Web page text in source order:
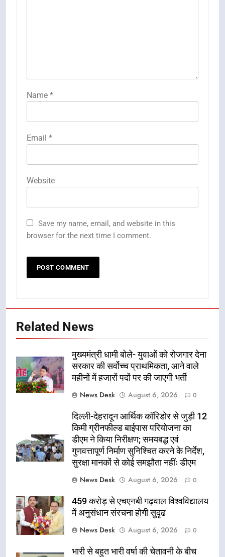
Name *
Email *
Website
Save my name, email, and website in this
browser for the next time I comment.
Related News
मुख्यमंत्री धामी बोले- युवाओं को रोजगार देना
सरकार की सर्वोच्च प्राथमिकता, आने वाले
महीनों में हजारों पदों पर की जाएगी भर्ती
News Desk
August 6, 2026 0
दिल्ली-देहरादून आर्थिक कॉरिडोर से जुड़ी 12
किमी ग्रीनफील्ड बाईपास परियोजना का
डीएम ने किया निरीक्षण; समयबद्ध एवं
गुणवत्तापूर्ण निर्माण सुनिश्चित करने के निर्देश,
सुरक्षा मानकों से कोई समझौता नहींः डीएम
News Desk
August 6, 2026 0
459 करोड़ से एचएनबी गढ़वाल विश्वविद्यालय
में अनुसंधान संरचना होगी सुदृढ
News Desk
August 6, 2026 0
भारी से बहुत भारी वर्षा की चेतावनी के बीच